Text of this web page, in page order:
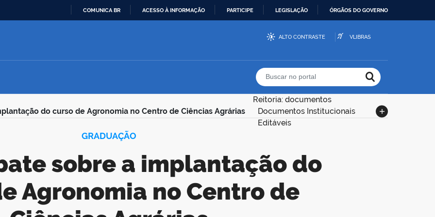
CONTEÚDO
COMUNICA BR ACESSO À INFORMAÇÃO PARTICIPE LEGISLAÇÃO ÓRGÃOS DO GOVERNO
ALTO CONTRASTE VLIBRAS
Buscar no portal
do curso de Agronomia no Centro de Ciências Agrárias
Reitoria: documentos
Documentos Institucionais
Editáveis
GRADUAÇÃO
Agronomia no Centro de